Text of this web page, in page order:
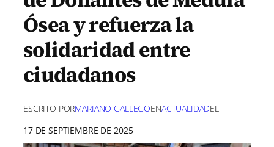
Ósea y refuerza la
solidaridad entre
ciudadanos
ESCRITO PORMARIANO GALLEGOENACTUALIDADEL
17 DE SEPTIEMBRE DE 2025